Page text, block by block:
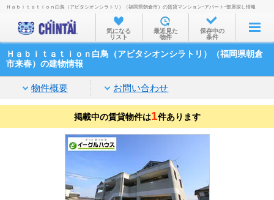
お部屋を探す
沿線・駅から
家賃相場から
通勤通学時間から
物件特集から
TOP
Ｈａｂｉｔａｔｉｏｎ白鳥（アビタシオンシラトリ）（福岡県朝倉市）の賃貸マンション･アパート･部屋探し情報
気になる
リスト
最近見た
物件
保存中の
条件
Ｈａｂｉｔａｔｉｏｎ白鳥（アビタシオンシラトリ）（福岡県朝倉
市来春）の建物情報
物件概要 お問い合わせ
掲載中の賃貸物件は1件あります